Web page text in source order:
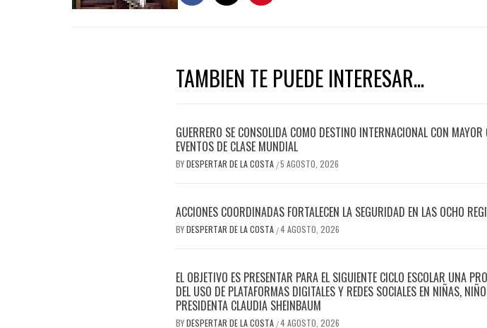
TAMBIEN TE PUEDE INTERESAR...
GUERRERO SE CONSOLIDA COMO DESTINO INTERNACIONAL CON
EVENTOS DE CLASE MUNDIAL
BYDESPERTAR DE LA COSTA /5 AGOSTO, 2026
ACCIONES COORDINADAS FORTALECEN LA SEGURIDAD EN LAS OCHO
BYDESPERTAR DE LA COSTA /4 AGOSTO, 2026
EL OBJETIVO ES PRESENTAR PARA EL SIGUIENTE CICLO ESCOLAR UNA
DEL USO DE PLATAFORMAS DIGITALES Y REDES SOCIALES EN NIÑAS,
PRESIDENTA CLAUDIA SHEINBAUM
BYDESPERTAR DE LA COSTA /4 AGOSTO, 2026